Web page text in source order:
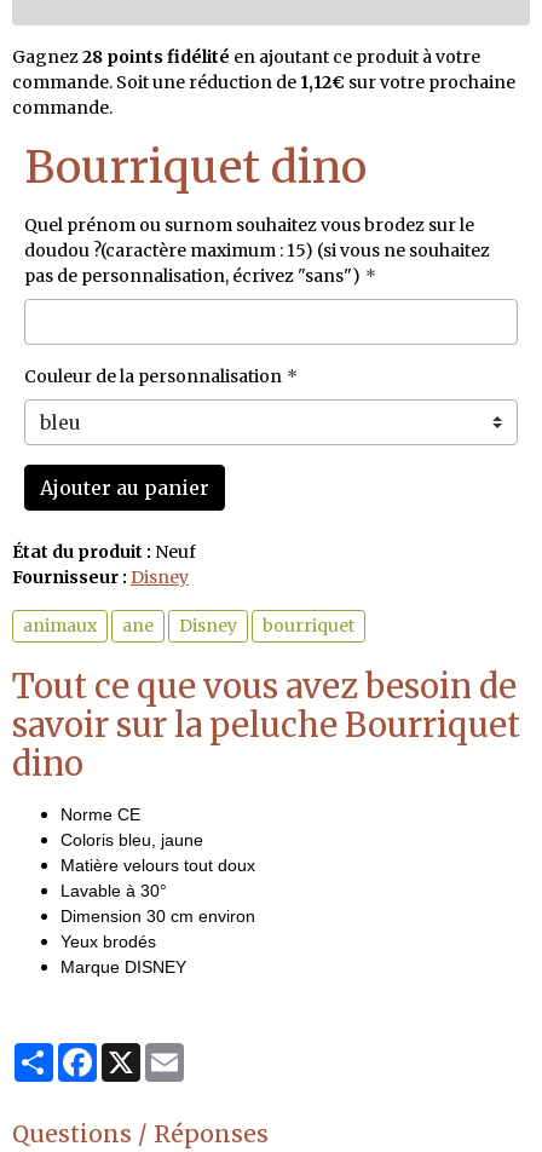
Gagnez28 points fidélité en ajoutant ce produit à votre
commande. Soit une réduction de 1,12€ sur votre prochaine
commande.
Bourriquet dino
Quel prénom ou surnom souhaitez vous brodez sur le
doudou ?(caractère maximum : 15) (si vous ne souhaitez
pas de personnalisation, écrivez "sans")
Couleur de la personnalisation
Ajouter au panier
État du produit : Neuf
Fournisseur : Disney
animaux ane Disney bourriquet
Tout ce que vous avez besoin de
savoir sur la peluche Bourriquet
dino
Norme CE
Coloris bleu, jaune
Matière velours tout doux
Lavable à 30°
Dimension 30 cm environ
Yeux brodés
Marque DISNEY
PartagerFacebook
X
Questions / Réponses